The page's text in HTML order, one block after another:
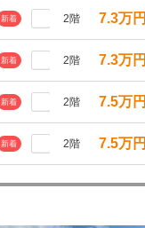
新着 2階 7.3万円
新着 2階 7.3万円
新着 2階 7.5万円
新着 2階 7.5万円